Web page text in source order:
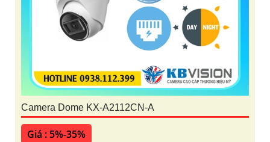
Camera Dome KX-A2112CN-A
Giá : 5%-35%